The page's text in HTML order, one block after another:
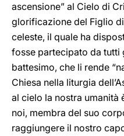
ascensione” al Cielo di
glorificazione del Figlio
celeste, il quale ha
fosse partecipato da tutti
battesimo, che li rende
Chiesa nella liturgia
al cielo la nostra umanità
noi, membra del suo
raggiungere il nostro